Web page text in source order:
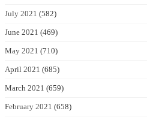
July 2021 (582)
June 2021 (469)
May 2021 (710)
April 2021 (685)
March 2021 (659)
February 2021 (658)